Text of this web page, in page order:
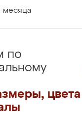
месяца
по
цвета